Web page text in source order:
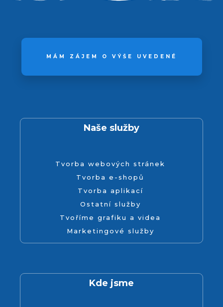
MÁM ZÁJEM O VÝŠE UVEDENÉ
Naše služby
Tvorba webových stránek
Tvorba e-shopů
Tvorba aplikací
Ostatní služby
Tvoříme grafiku a videa
Marketingové služby
Kde jsme